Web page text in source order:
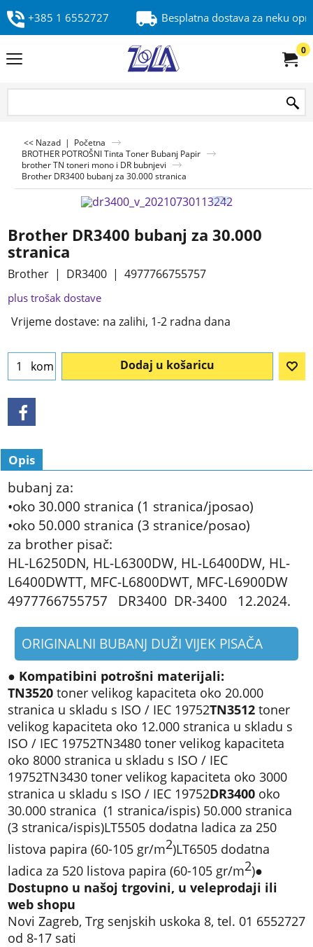
+385 1 6552727 Besplatna dostava za neku
0
<< Nazad | Početna
BROTHER POTROŠNI Tinta Toner Bubanj Papir
brother TN toneri mono i DR bubnjevi
Brother DR3400 bubanj za 30.000 stranica
Brother DR3400 bubanj za 30.000
stranica
Brother DR3400 4977766755757
plus trošak dostave
Vrijeme dostave: na zalihi, 1-2 radna dana
kom Dodaj u košaricu
Opis
bubanj za:
•oko 30.000 stranica (1 stranica/jposao)
•oko 50.000 stranica (3 stranice/posao)
za brother pisač:
HL-L6250DN, HL-L6300DW, HL-L6400DW, HL-
L6400DWTT, MFC-L6800DWT, MFC-L6900DW
4977766755757 DR3400 DR-3400 12.2024.
ORIGINALNI BUBANJ DUŽI VIJEK PISAČA
● Kompatibini potrošni materijali:
TN3520 toner velikog kapaciteta oko 20.000
stranica u skladu s ISO / IEC 19752TN3512 toner
velikog kapaciteta oko 12.000 stranica u skladu s
ISO / IEC 19752TN3480 toner velikog kapaciteta
oko 8000 stranica u skladu s ISO / IEC
19752TN3430 toner velikog kapaciteta oko 3000
stranica u skladu s ISO / IEC 19752DR3400 oko
30.000 stranica (1 stranica/ispis) 50.000 stranica
(3 stranica/ispis)LT5505 dodatna ladica za 250
listova papira (60-105 gr/m2)LT6505 dodatna
ladica za 520 listova papira (60-105 gr/m2)●
Dostupno u našoj trgovini, u veleprodaji ili
web shopu
Novi Zagreb, Trg senjskih uskoka 8, tel. 01 6552727
od 8-17 sati